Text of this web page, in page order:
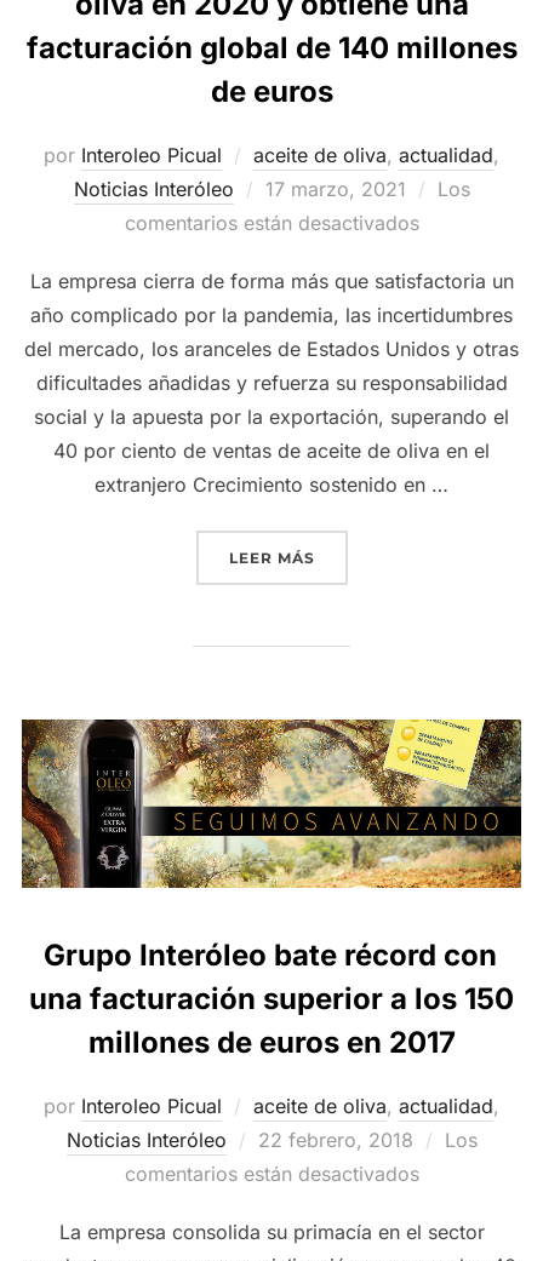
facturación global de 140 millones
de euros
por Interoleo Picual aceite de oliva, actualidad,
Noticias Interóleo
Publicado
el
17 marzo, 2021
Los
comentarios están desactivados
La empresa cierra de forma más que satisfactoria un
año complicado por la pandemia, las incertidumbres
del mercado, los aranceles de Estados Unidos y otras
dificultades añadidas y refuerza su responsabilidad
social y la apuesta por la exportación, superando el
40 por ciento de ventas de aceite de oliva en el
extranjero Crecimiento sostenido en …
LEER MÁS«GRUPO INTERÓLEO
Grupo Interóleo bate récord con
una facturación superior a los 150
millones de euros en 2017
por Interoleo Picual aceite de oliva, actualidad,
Noticias Interóleo
Publicado
el
22 febrero, 2018
Los
comentarios están desactivados
La empresa consolida su primacía en el sector